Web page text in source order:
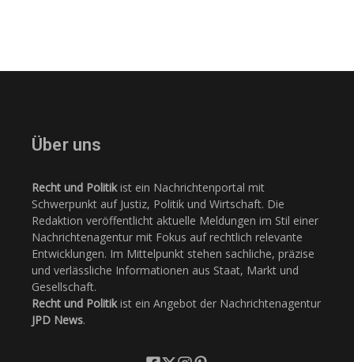
Über uns
Recht und Politikist ein Nachrichtenportal mit
Schwerpunkt auf Justiz, Politik und Wirtschaft. Die
Redaktion veröffentlicht aktuelle Meldungen im Stil einer
Nachrichtenagentur mit Fokus auf rechtlich relevante
Entwicklungen. Im Mittelpunkt stehen sachliche, präzise
und verlässliche Informationen aus Staat, Markt und
Gesellschaft.
Recht und Politikist ein Angebot der Nachrichtenagentur
JPD News.